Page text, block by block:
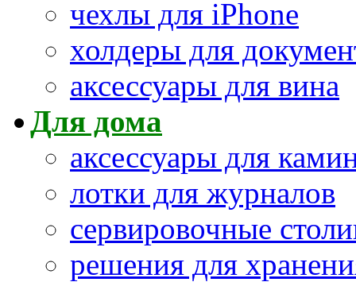
чехлы для iPhone
холдеры для
аксессуары для вина
Для дома
аксессуары для
лотки для журналов
сервировочные
решения для